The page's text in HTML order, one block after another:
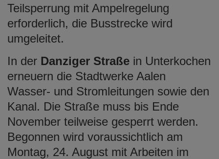
Teilsperrung mit Ampelregelung
erforderlich, die Busstrecke wird
umgeleitet.
In der Danziger Straße in Unterkochen
erneuern die Stadtwerke Aalen
Wasser- und Stromleitungen sowie den
Kanal. Die Straße muss bis Ende
November teilweise gesperrt werden.
Begonnen wird voraussichtlich am
Montag, 24. August mit Arbeiten im